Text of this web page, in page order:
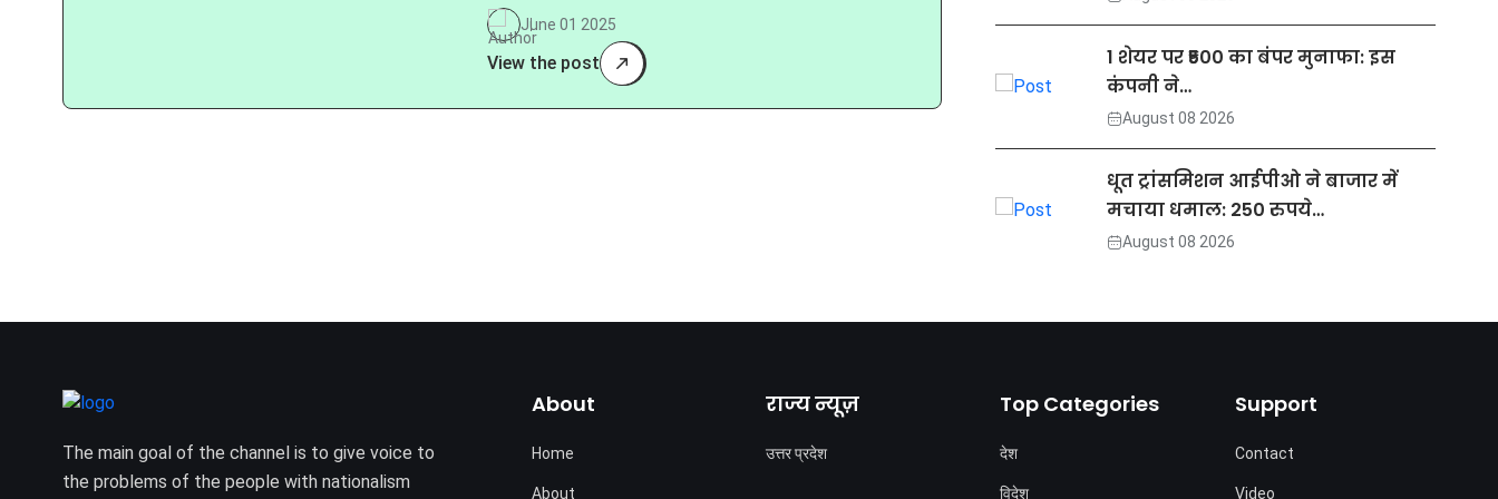
June 01 2025
View the post
1 शेयर पर ₹500 का बंपर मुनाफा: इस
कंपनी ने…
August 08 2026
धूत ट्रांसमिशन आईपीओ ने बाजार में
मचाया धमाल: 250 रुपये…
August 08 2026
The main goal of the channel is to give voice to
the problems of the people with nationalism
About
Home
About
राज्य न्यूज़
उत्तर प्रदेश
Top Categories
देश
विदेश
Support
Contact
Video